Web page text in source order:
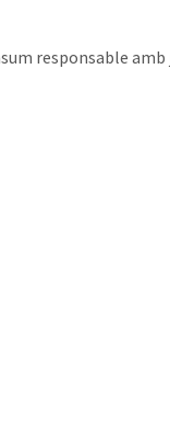
responsable